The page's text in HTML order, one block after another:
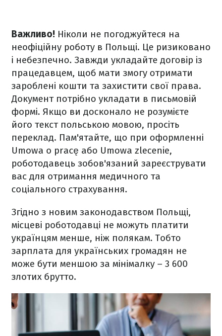
Важливо! Ніколи не погоджуйтеся на
неофіційну роботу в Польщі. Це ризиковано
і небезпечно. Завжди укладайте договір із
працедавцем, щоб мати змогу отримати
зароблені кошти та захистити свої права.
Документ потрібно укладати в письмовій
формі. Якщо ви досконало не розумієте
його текст польською мовою, просіть
переклад. Пам'ятайте, що при оформленні
Umowa o pracę або Umowa zlecenie,
роботодавець зобов'язаний зареєструвати
вас для отримання медичного та
соціального страхування.
Згідно з новим законодавством Польщі,
місцеві роботодавці не можуть платити
українцям менше, ніж полякам. Тобто
зарплата для українських громадян не
може бути меншою за мінімалку – 3 600
злотих брутто.